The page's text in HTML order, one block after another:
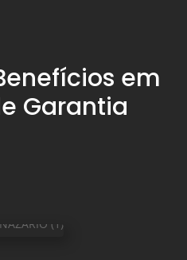
em
Garantia